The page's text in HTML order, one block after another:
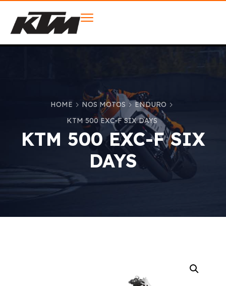
HOME NOS MOTOS
ENDURO
KTM 500 EXC-F SIX DAYS
KTM 500 EXC-F SIX
DAYS